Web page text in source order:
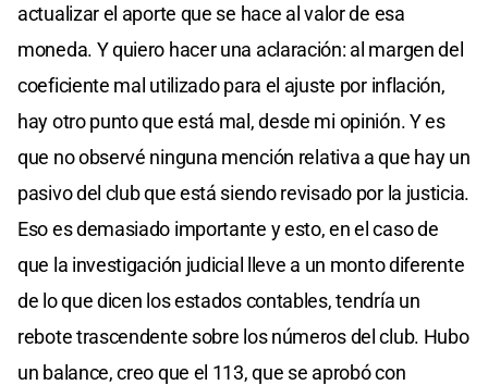
actualizar el aporte que se hace al valor de esa
moneda. Y quiero hacer una aclaración: al margen del
coeficiente mal utilizado para el ajuste por inflación,
hay otro punto que está mal, desde mi opinión. Y es
que no observé ninguna mención relativa a que hay un
pasivo del club que está siendo revisado por la justicia.
Eso es demasiado importante y esto, en el caso de
que la investigación judicial lleve a un monto diferente
de lo que dicen los estados contables, tendría un
rebote trascendente sobre los números del club. Hubo
un balance, creo que el 113, que se aprobó con